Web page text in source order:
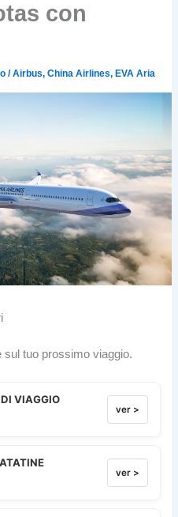
con
/Airbus,China Airlines, EVA Aria
tuo prossimo viaggio.
VIAGGIO
ver >
ver >